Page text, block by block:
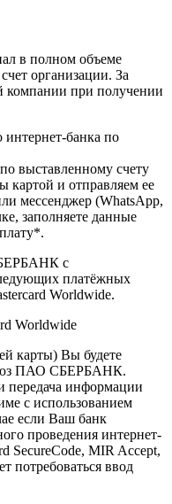
в полном объеме
организации. За
компании при получении
банка по
выставленному счету
картой и отправляем ее
мессенджер (WhatsApp,
заполняете данные
с
платёжных
Worldwide.
карты) Вы будете
ПАО СБЕРБАНК.
информации
с использованием
если Ваш банк
проведения интернет-
SecureCode, MIR Accept,
потребоваться ввод